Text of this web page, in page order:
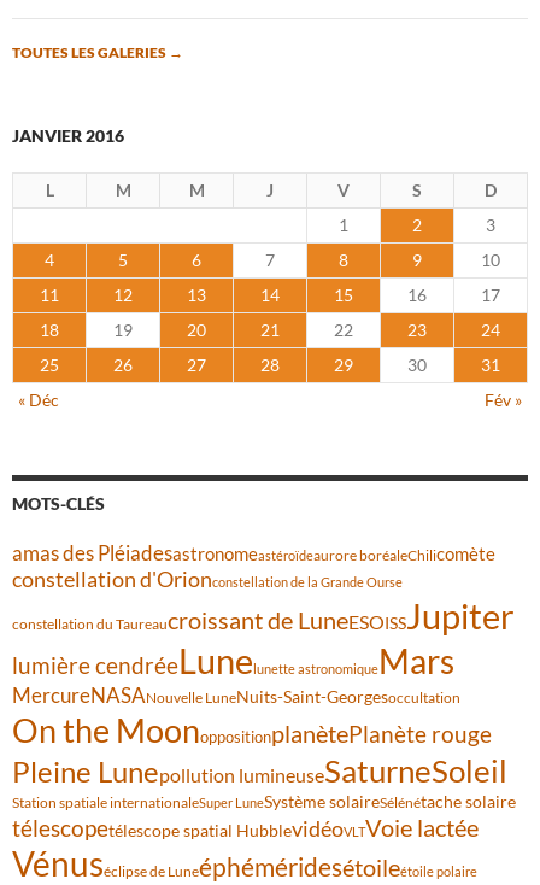
TOUTES LES GALERIES →
JANVIER 2016
L M M J V S
D
1
2
3
4
5 6 7 8 9
10
11
12 13 14 15 16
17
18
19 20 21 22 23
24
25
26 27 28 29 30
31
« Déc
Fév »
MOTS-CLÉS
amas des Pléiadesastronomeastéroïdeaurore boréaleChilicomète
constellation d'Orionconstellation de la Grande Ourse
constellation du Taureaucroissant de LuneESOISSJupiter
lumière cendréeLunelunette astronomiqueMars
MercureNASANouvelle LuneNuits-Saint-Georgesoccultation
On the MoonoppositionplanètePlanète rouge
Pleine Lunepollution lumineuseSaturneSoleil
Station spatiale internationaleSuper LuneSystème solaireSélénétache solaire
télescopetélescope spatial HubblevidéoVLTVoie lactée
Vénuséclipse de Luneéphéméridesétoileétoile polaire